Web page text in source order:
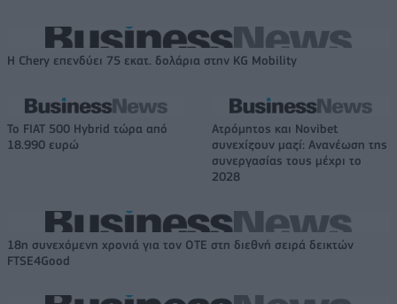
Η Chery επενδύει 75 εκατ. δολάρια στην KG Mobility
Το FIAT 500 Hybrid τώρα από
18.990 ευρώ
Ατρόμητος και Novibet
συνεχίζουν μαζί: Ανανέωση της
συνεργασίας τους μέχρι το
2028
18η συνεχόμενη χρονιά για τον ΟΤΕ στη διεθνή σειρά δεικτών
FTSE4Good